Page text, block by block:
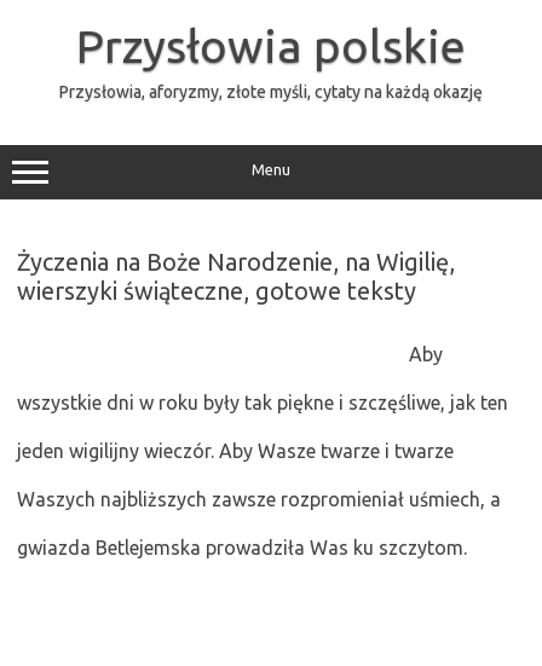
Przysłowia polskie
Przysłowia, aforyzmy, złote myśli, cytaty na każdą okazję
Menu
Życzenia na Boże Narodzenie, na Wigilię,
wierszyki świąteczne, gotowe teksty
Aby
wszystkie dni w roku były tak piękne i szczęśliwe, jak ten
jeden wigilijny wieczór. Aby Wasze twarze i twarze
Waszych najbliższych zawsze rozpromieniał uśmiech, a
gwiazda Betlejemska prowadziła Was ku szczytom.